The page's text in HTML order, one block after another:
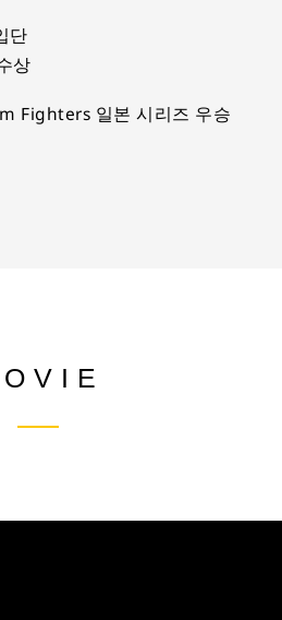
단
상
Fighters 일본 시리즈 우승
수상